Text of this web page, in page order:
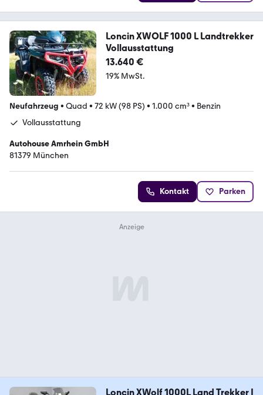
Loncin XWOLF 1000 L Landtrekker
Vollausstattung
13.640 €
19% MwSt.
Neufahrzeug • Quad • 72 kW (98 PS) • 1.000 cm³• Benzin
Vollausstattung
Autohouse Amrhein GmbH
81379 München
Kontakt Parken
Loncin XWolf 1000L Land Trekker |